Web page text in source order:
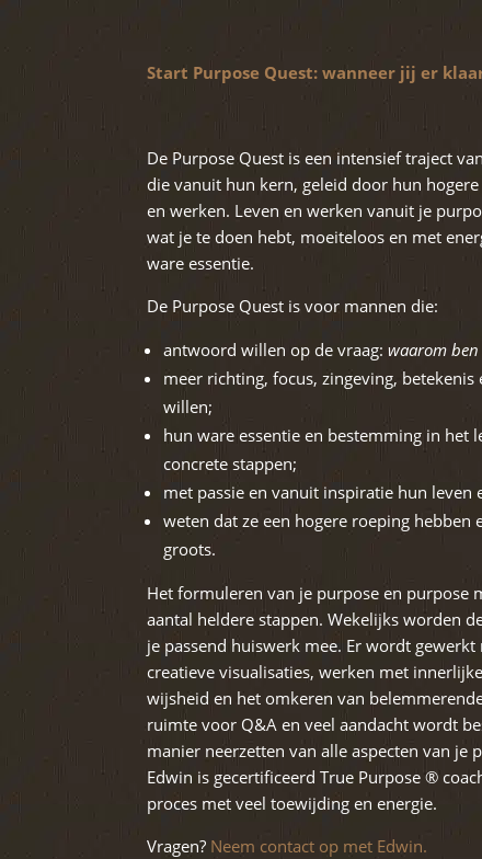
Start Purpose Quest: wanneer jij er
De Purpose Quest is een intensief traject
die vanuit hun kern, geleid door hun
en werken. Leven en werken vanuit je
wat je te doen hebt, moeiteloos en met
ware essentie.
De Purpose Quest is voor mannen die:
antwoord willen op de vraag:waarom
meer richting, focus, zingeving,
willen;
hun ware essentie en bestemming in het
concrete stappen;
met passie en vanuit inspiratie hun leven
weten dat ze een hogere roeping hebben
groots.
Het formuleren van je purpose en purpose
aantal heldere stappen. Wekelijks worden
je passend huiswerk mee. Er wordt
creatieve visualisaties, werken met
wijsheid en het omkeren van
ruimte voor Q&A en veel aandacht wordt
manier neerzetten van alle aspecten van je
Edwin is gecertificeerd True Purpose ®
proces met veel toewijding en energie.
Vragen? Neem contact op met Edwin.